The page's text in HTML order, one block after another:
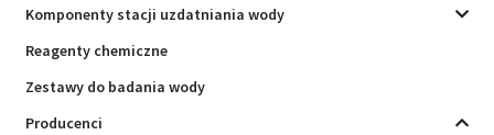
Komponenty stacji uzdatniania wody
Reagenty chemiczne
Zestawy do badania wody
Producenci